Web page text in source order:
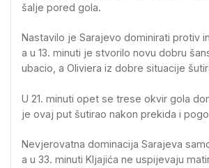
šalje pored gola.
Nastavilo je Sarajevo dominirati protiv
a u 13. minuti je stvorilo novu dobru
ubacio, a Oliviera iz dobre situacije
U 21. minuti opet se trese okvir gola
je ovaj put šutirao nakon prekida i
Nevjerovatna dominacija Sarajeva
a u 33. minuti Kljajića ne uspijevaju